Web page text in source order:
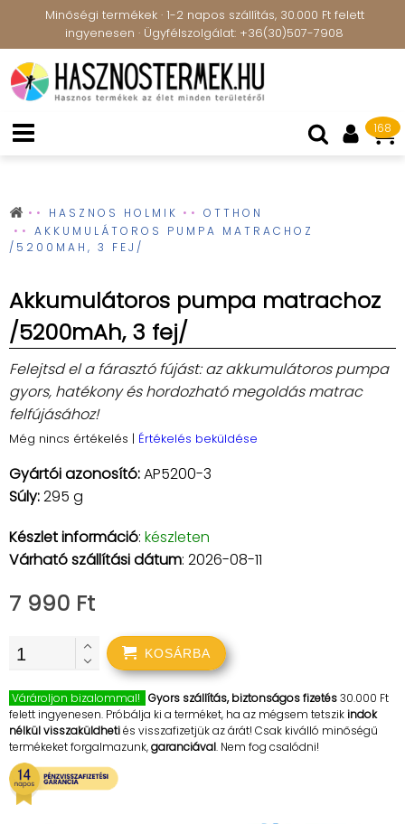
Minőségi termékek · 1-2 napos szállítás, 30.000 Ft felett
ingyenesen · Ügyfélszolgálat: +36(30)507-7908
168
HASZNOS HOLMIK
OTTHON
AKKUMULÁTOROS PUMPA MATRACHOZ
/5200MAH, 3 FEJ/
Akkumulátoros pumpa matrachoz
/5200mAh, 3 fej/
Felejtsd el a fárasztó fújást: az akkumulátoros pumpa
gyors, hatékony és hordozható megoldás matrac
felfújásához!
Még nincs értékelés | Értékelés beküldése
Gyártói azonosító:AP5200-3
Súly:295 g
Készlet információ: készleten
Várható szállítási dátum: 2026-08-11
7 990 Ft
KOSÁRBA
Várároljon bizalommal! Gyors szállítás, biztonságos fizetés30.000 Ft
felett ingyenesen. Próbálja ki a terméket, ha az mégsem tetszikindok
nélkül visszaküldhetiés visszafizetjük az árát! Csak kiválló minőségű
termékeket forgalmazunk,garanciával. Nem fog csalódni!